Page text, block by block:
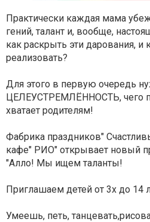
Практически каждая мама
гений, талант и, вообще,
как раскрыть эти дарования, и
реализовать?
Для этого в первую очередь
ЦЕЛЕУСТРЕМЛЁННОСТЬ, чего
хватает родителям!
Фабрика праздников"
кафе" РИО" открывает новый
"Алло! Мы ищем таланты!
Приглашаем детей от 3х до 14
Умеешь, петь,